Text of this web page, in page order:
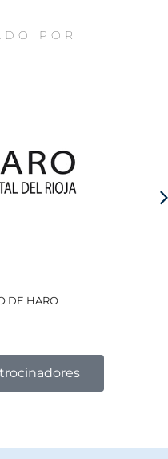
POR
DE HARO